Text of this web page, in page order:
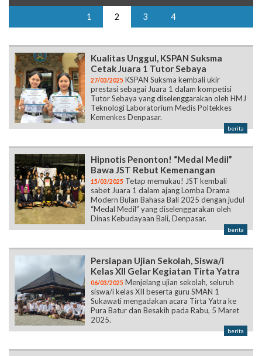
1 2 3 4
Kualitas Unggul, KSPAN Suksma
Cetak Juara 1 Tutor Sebaya
27/03/2025 KSPAN Suksma kembali ukir
prestasi sebagai Juara 1 dalam kompetisi
Tutor Sebaya yang diselenggarakan oleh HMJ
Teknologi Laboratorium Medis Poltekkes
Kemenkes Denpasar.
berita
Hipnotis Penonton! “Medal Medil”
Bawa JST Rebut Kemenangan
15/03/2025 Tetap memukau! JST kembali
sabet Juara 1 dalam ajang Lomba Drama
Modern Bulan Bahasa Bali 2025 dengan judul
“Medal Medil” yang diselenggarakan oleh
Dinas Kebudayaan Bali, Denpasar.
berita
Persiapan Ujian Sekolah, Siswa/i
Kelas XII Gelar Kegiatan Tirta Yatra
06/03/2025 Menjelang ujian sekolah, seluruh
siswa/i kelas XII beserta guru SMAN 1
Sukawati mengadakan acara Tirta Yatra ke
Pura Batur dan Besakih pada Rabu, 5 Maret
2025.
berita